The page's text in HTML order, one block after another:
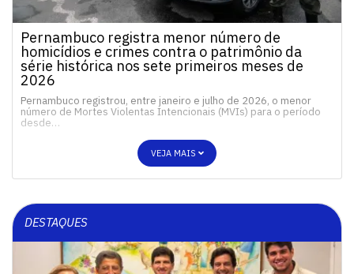
Pernambuco registra menor número de
homicídios e crimes contra o patrimônio da
série histórica nos sete primeiros meses de
2026
Pernambuco registrou, entre janeiro e julho de 2026, o menor
número de Mortes Violentas Intencionais (MVIs) para o período
desde…
VEJA MAIS
DESTAQUES